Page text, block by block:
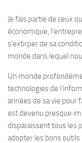
Je fais partie de ceux
économique,
s’extirper de sa
monde dans lequel
Un monde
technologies de
années de sa vie pour
est devenu presque
disparaissent tous les
adopter les bons